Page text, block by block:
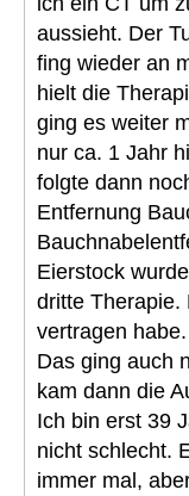
aussieht. Der
fing wieder an
hielt die
ging es weiter
nur ca. 1 Jahr
folgte dann
Entfernung
Eierstock
dritte Therapie.
vertragen
Das ging auch
kam dann die
Ich bin erst 39
nicht schlecht.
immer mal,